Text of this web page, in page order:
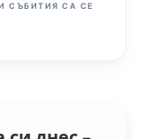
СЪБИТИЯ СА СЕ